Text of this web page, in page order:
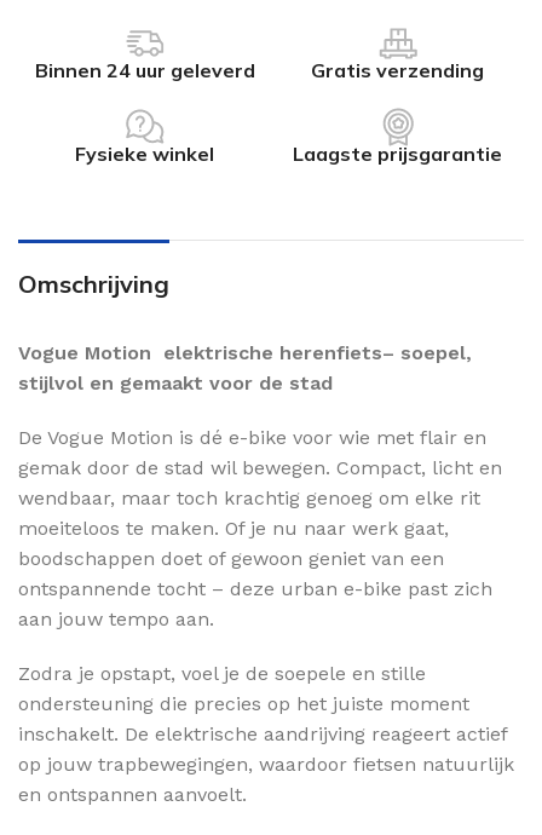
Binnen 24 uur geleverd Gratis verzending
Fysieke winkel Laagste prijsgarantie
Omschrijving
Vogue Motion elektrische herenfiets– soepel,
stijlvol en gemaakt voor de stad
De Vogue Motion is dé e-bike voor wie met flair en
gemak door de stad wil bewegen. Compact, licht en
wendbaar, maar toch krachtig genoeg om elke rit
moeiteloos te maken. Of je nu naar werk gaat,
boodschappen doet of gewoon geniet van een
ontspannende tocht – deze urban e-bike past zich
aan jouw tempo aan.
Zodra je opstapt, voel je de soepele en stille
ondersteuning die precies op het juiste moment
inschakelt. De elektrische aandrijving reageert actief
op jouw trapbewegingen, waardoor fietsen natuurlijk
en ontspannen aanvoelt.